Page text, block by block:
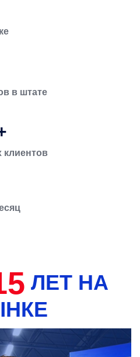
в штате
ЛЕТ НА